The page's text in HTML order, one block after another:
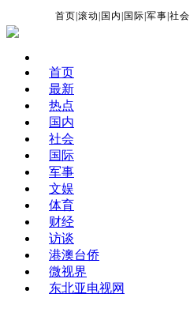
首页 |滚动 国内 国际 |军事 |社会
首页
最新
热点
国内
社会
国际
军事
文娱
体育
财经
访谈
港澳台侨
微视界
东北亚电视网